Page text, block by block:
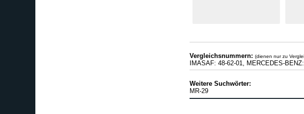
Vergleichsnummern: (dienen nur zu
IMASAF: 48-62-01, MERCEDES-
Weitere Suchwörter:
MR-29